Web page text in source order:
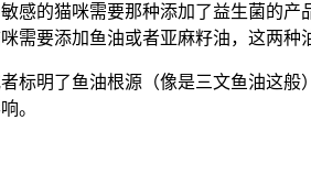
感的猫咪需要那种添加了益生菌的
要添加鱼油或者亚麻籽油，这两种
标明了鱼油根源（像是三文鱼油这
。